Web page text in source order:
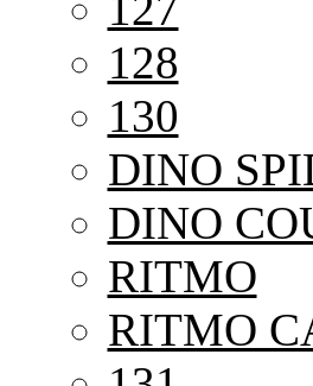
128
130
DINO
DINO
RITMO
RITMO